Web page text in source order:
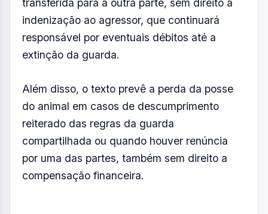
pet no período . Já gastos mais complexos,
como consultas veterinárias, internações e
medicamentos, deverão ser divididos
igualmente entre as partes.
A proposta também estabelece restrições.A
guarda compartilhada não será permitida
em casos que envolvam histórico ou risco
de violência doméstica ou familiar, bem
como situações de maus-tratos contra o
animal.Nesses casos, a posse será